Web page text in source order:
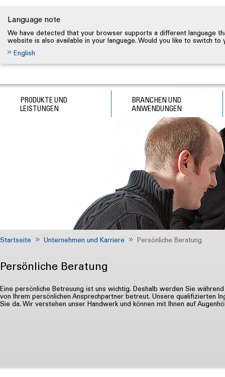
Language note
We have detected that your browser supports a different language
website is also available in your language. Would you like to switch to
English
PRODUKTE UND
LEISTUNGEN
BRANCHEN UND
ANWENDUNGEN
Startseite Unternehmen und Karriere Persönliche Beratung
Persönliche Beratung
Eine persönliche Betreuung ist uns wichtig. Deshalb werden Sie
von Ihrem persönlichen Ansprechpartner betreut. Unsere qualifizierten
Sie da. Wir verstehen unser Handwerk und können mit Ihnen auf